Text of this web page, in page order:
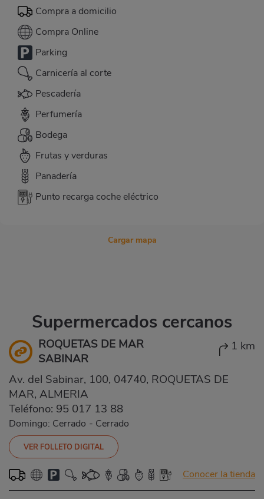
Compra a domicilio
Compra Online
Parking
Carnicería al corte
Pescadería
Perfumería
Bodega
Frutas y verduras
Panadería
Punto recarga coche eléctrico
Cargar mapa
Supermercados cercanos
ROQUETAS DE MAR
SABINAR
1 km
Av. del Sabinar, 100, 04740, ROQUETAS DE
MAR, ALMERIA
Teléfono: 95 017 13 88
Domingo: Cerrado - Cerrado
VER FOLLETO DIGITAL
Conocer la tienda